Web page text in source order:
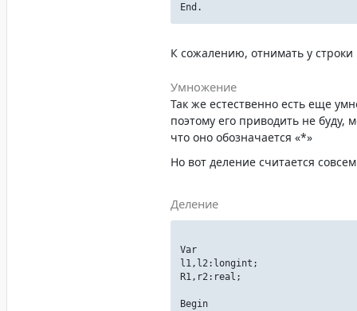
End.
К сожалению, отнимать у
Умножение
Так же естественно есть еще
поэтому его приводить не буду,
что оно обозначается «*»
Но вот деление считается
Деление
Var
l1,l2:longint;
R1,r2:real;
Begin